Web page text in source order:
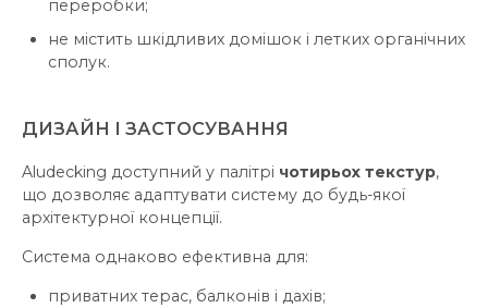
переробки;
не містить шкідливих домішок і летких органічних
сполук.
ДИЗАЙН І ЗАСТОСУВАННЯ
Aludecking доступний у палітрі чотирьох текстур,
що дозволяє адаптувати систему до будь-якої
архітектурної концепції.
Система однаково ефективна для:
приватних терас, балконів і дахів;